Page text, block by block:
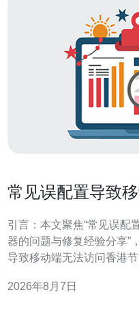
常见误配置导致
引言：本文聚焦“常见误配
器的问题与修复经验分享”
导致移动端无法访问香港
与解析策略不当 DNS 是移
2026年8月7日